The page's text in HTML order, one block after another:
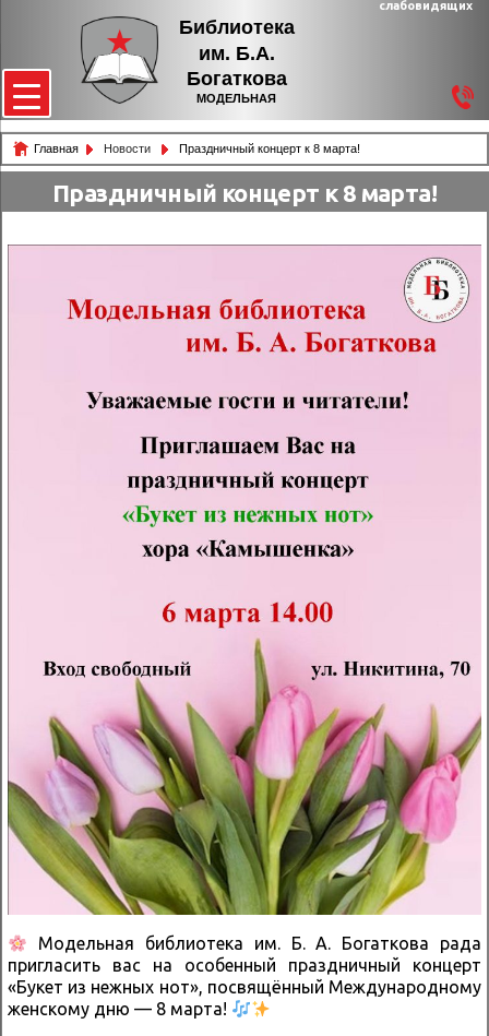
Библиотека
им. Б.А.
Богаткова
МОДЕЛЬНАЯ
слабовидящих
Главная Новости Праздничный концерт к 8 марта!
Праздничный концерт к 8 марта!
Модельная библиотека им. Б. А. Богаткова рада
пригласить вас на особенный праздничный концерт
«Букет из нежных нот», посвящённый Международному
женскому дню — 8 марта!